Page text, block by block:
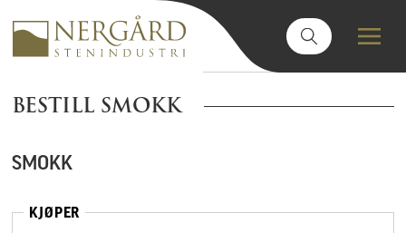
BESTILL SMOKK
SMOKK
KJØPER